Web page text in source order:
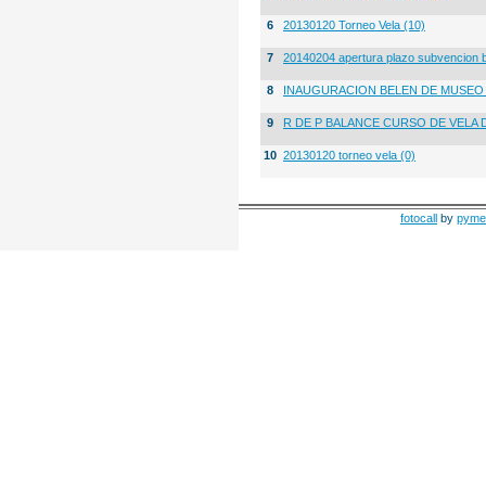
6 20130120 Torneo Vela (10)
7 20140204 apertura plazo subvencion
8 INAUGURACION BELEN DE
9 R DE P BALANCE CURSO DE VELA
10 20130120 torneo vela (0)
fotocall by